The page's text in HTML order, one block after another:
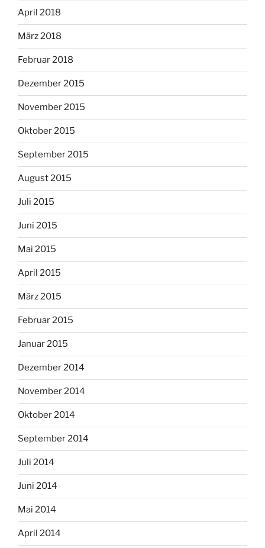
April 2018
März 2018
Februar 2018
Dezember 2015
November 2015
Oktober 2015
September 2015
August 2015
Juli 2015
Juni 2015
Mai 2015
April 2015
März 2015
Februar 2015
Januar 2015
Dezember 2014
November 2014
Oktober 2014
September 2014
Juli 2014
Juni 2014
Mai 2014
April 2014